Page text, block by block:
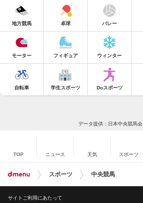
地方競馬 卓球 バレー
モーター フィギュア ウィンター
自転車 学生スポーツ Doスポーツ
データ提供：日本中央競馬会
TOP ニュース 天気 スポーツ
スポーツ 中央競馬
サイトご利用にあたって